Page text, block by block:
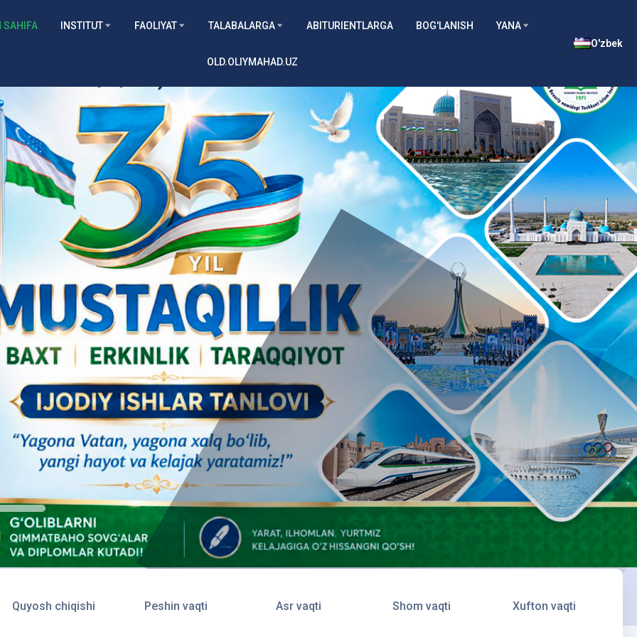
SAHIFA INSTITUT FAOLIYAT TALABALARGA ABITURIENTLARGA BOG'LANISH YANA
OLD.OLIYMAHAD.UZ
O'zbek
Quyosh chiqishi Peshin vaqti Asr vaqti Shom vaqti Xufton vaqti